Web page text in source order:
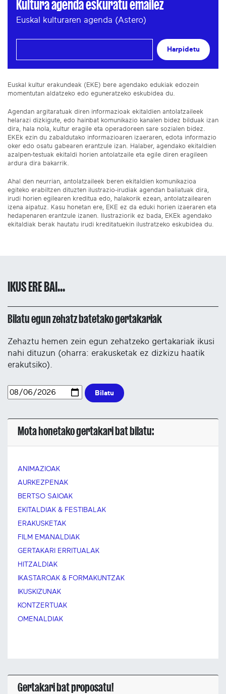
Kultura agenda eskuratu emailez
Euskal kulturaren agenda (Astero)
Harpidetu
Euskal kultur erakundeak (EKE) bere agendako edukiak edozein
momentutan aldatzeko edo eguneratzeko eskubidea du.
Agendan argitaratuak diren informazioak ekitaldien antolatzaileek
helarazi dizkigute, edo hainbat komunikazio kanalen bidez bilduak izan
dira, hala nola, kultur eragile eta operadoreen sare sozialen bidez.
EKEk ezin du zabaldutako informazioaren izaeraren, edota informazio
oker edo osatu gabearen erantzule izan. Halaber, agendako ekitaldien
azalpen-testuak ekitaldi horien antolatzaile eta egile diren eragileen
ardura dira bakarrik.
Ahal den neurrian, antolatzaileek beren ekitaldien komunikazioa
egiteko erabiltzen dituzten ilustrazio-irudiak agendan baliatuak dira,
irudi horien egilearen kreditua edo, halakorik ezean, antolatzailearen
izena aipatuz. Kasu honetan ere, EKE ez da eduki horien izaeraren eta
hedapenaren erantzule izanen. Ilustraziorik ez bada, EKEk agendako
ekitaldiak berak hautatu irudi kreditatuekin ilustratzeko eskubidea du.
IKUS ERE BAI...
Bilatu egun zehatz batetako gertakariak
Zehaztu hemen zein egun zehatzeko gertakariak ikusi
nahi dituzun (oharra: erakusketak ez dizkizu haatik
erakutsiko).
Bilatu
Mota honetako gertakari bat bilatu:
ANIMAZIOAK
AURKEZPENAK
BERTSO SAIOAK
EKITALDIAK & FESTIBALAK
ERAKUSKETAK
FILM EMANALDIAK
GERTAKARI ERRITUALAK
HITZALDIAK
IKASTAROAK & FORMAKUNTZAK
IKUSKIZUNAK
KONTZERTUAK
OMENALDIAK
Gertakari bat proposatu!